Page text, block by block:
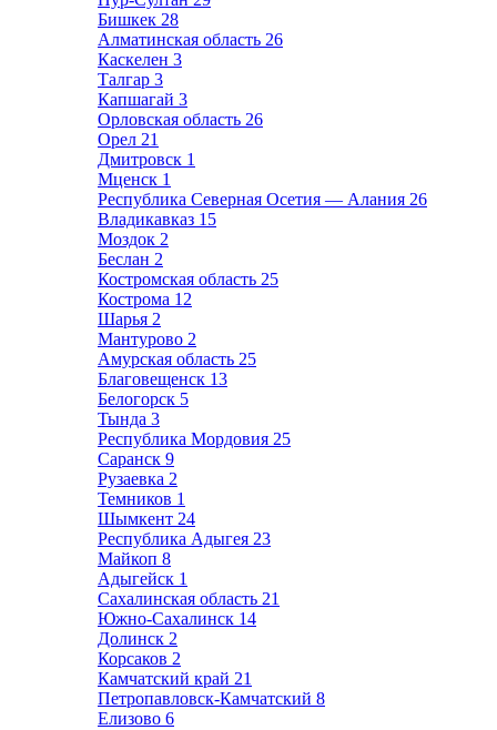
Бишкек 28
Алматинская область 26
Каскелен 3
Талгар 3
Капшагай 3
Орловская область 26
Орел 21
Дмитровск 1
Мценск 1
Республика Северная Осетия — Алания 26
Владикавказ 15
Моздок 2
Беслан 2
Костромская область 25
Кострома 12
Шарья 2
Мантурово 2
Амурская область 25
Благовещенск 13
Белогорск 5
Тында 3
Республика Мордовия 25
Саранск 9
Рузаевка 2
Темников 1
Шымкент 24
Республика Адыгея 23
Майкоп 8
Адыгейск 1
Сахалинская область 21
Южно-Сахалинск 14
Долинск 2
Корсаков 2
Камчатский край 21
Петропавловск-Камчатский 8
Елизово 6